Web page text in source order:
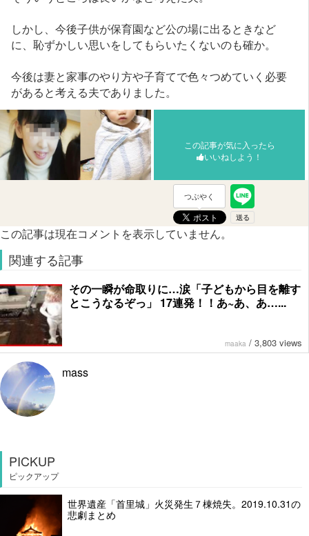
しかし、今後子供が保育園など公の場に出るときなど
に、恥ずかしい思いをしてもらいたくないのも確か。
今後は妻と家事のやり方や子育てで色々つめていく必要
があると考える夫でありました。
この記事が気に入ったら
いいねしよう！
つぶやく
この記事は現在コメントを表示していません。
関連する記事
その一瞬が命取りに…涙「子どもから目を離す
とこうなるぞっ」 17連発！！あ~あ、あ…...
maaka / 3,803 views
mass
PICKUP
ピックアップ
世界遺産「首里城」火災発生７棟焼失。2019.10.31の
悲劇まとめ